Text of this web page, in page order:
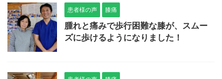
患者様の声 膝痛
腫れと痛みで歩行困難な膝が、スムー
ズに歩けるようになりました！